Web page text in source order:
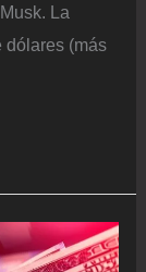
La
dólares (más